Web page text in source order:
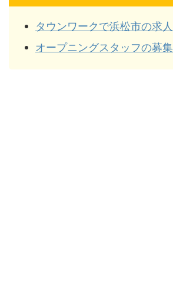
タウンワークで浜松市の求
オープニングスタッフの募